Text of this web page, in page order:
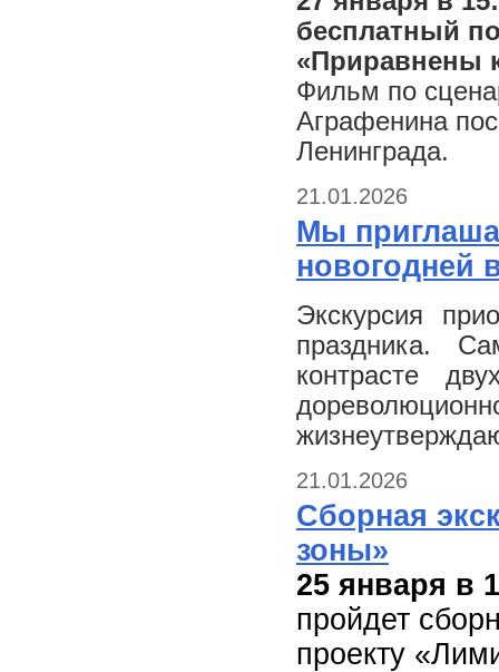
бесплатный
«Приравнены
Фильм по
Аграфенина
Ленинграда.
21.01.2026
Мы
новогодней
Экскурсия
праздника.
контрасте
21.01.2026
Сборная
зоны»
25 января в
пройдет
проекту